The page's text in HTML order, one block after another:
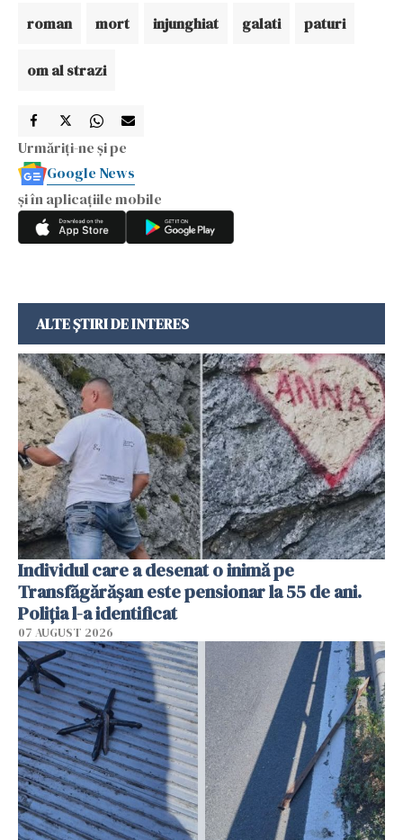
roman mort injunghiat galati paturi
om al strazi
Urmăriți-ne și pe
Google News
și în aplicațiile mobile
ALTE ȘTIRI DE INTERES
Individul care a desenat o inimă pe
Transfăgărășan este pensionar la 55 de ani.
Poliția l-a identificat
07 AUGUST 2026